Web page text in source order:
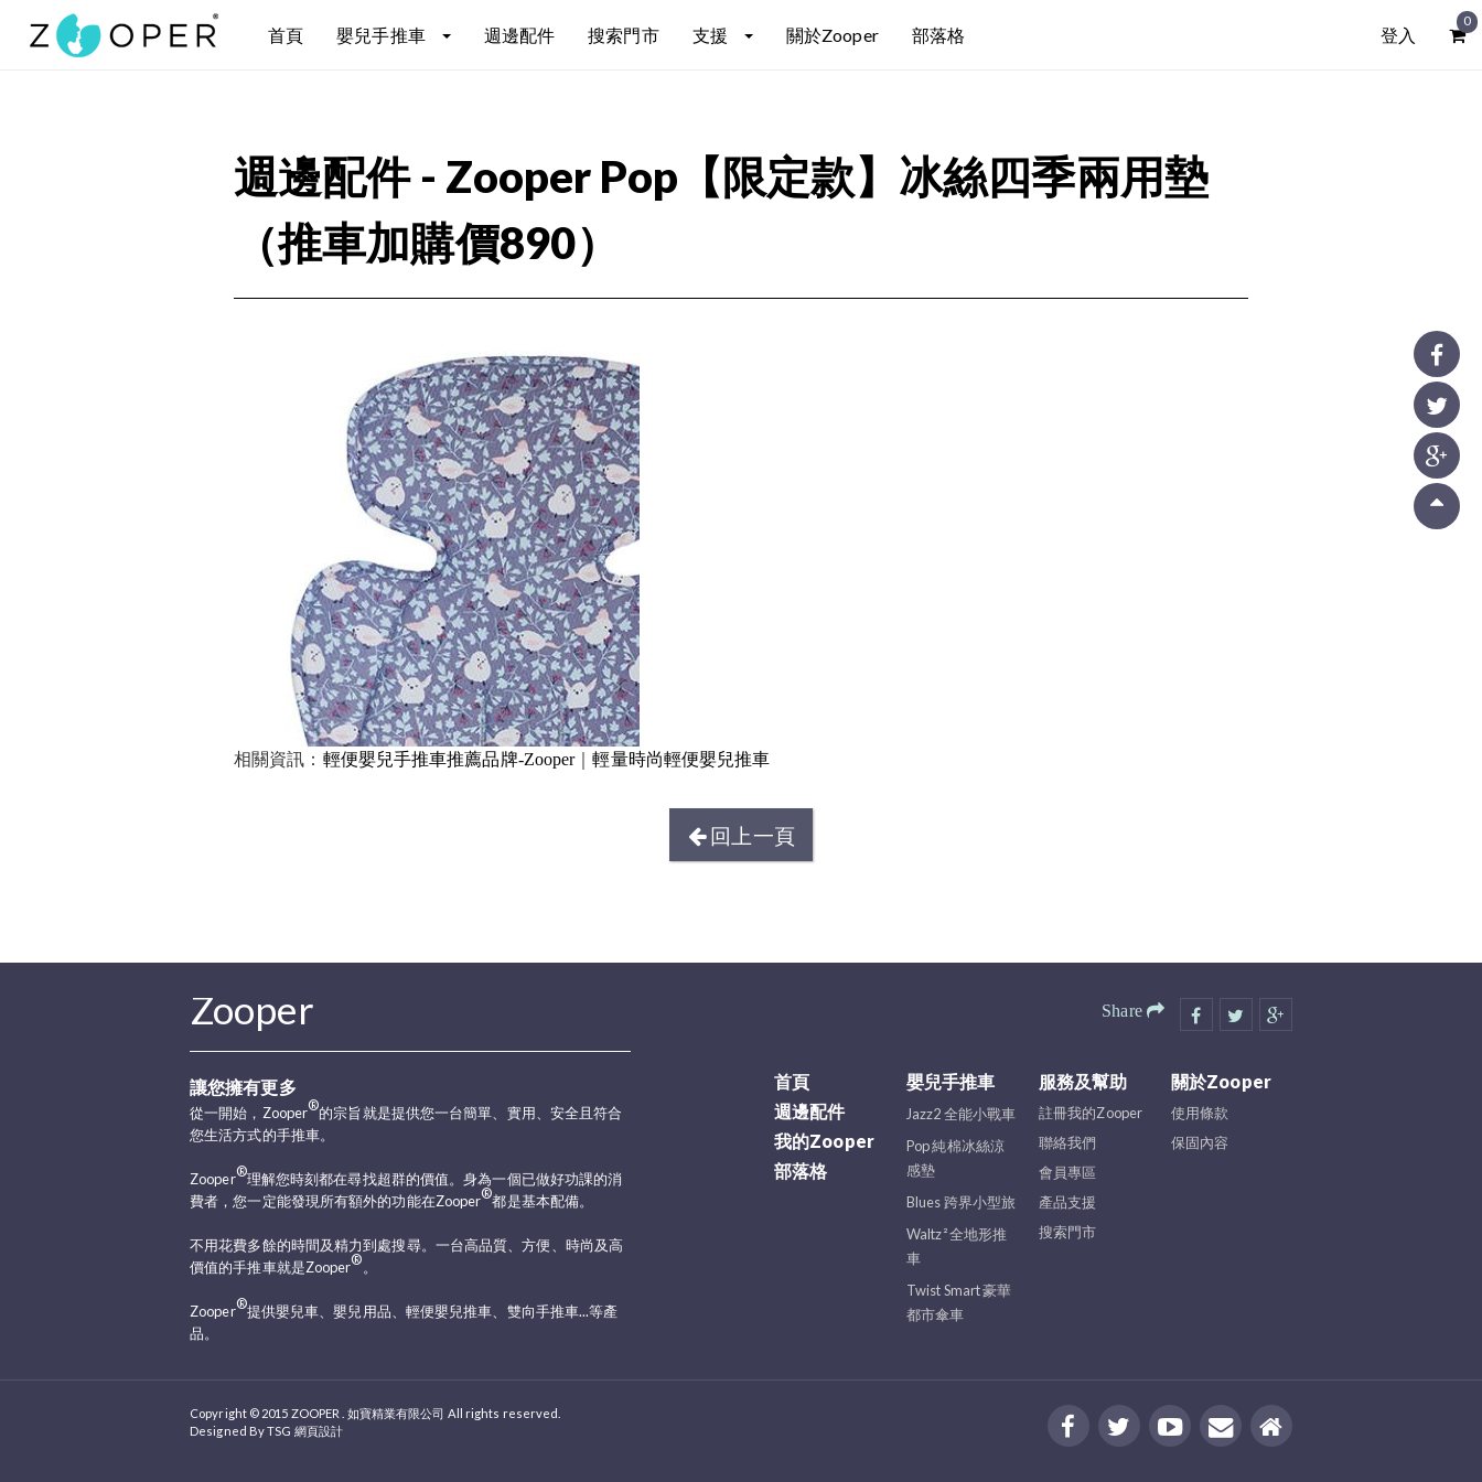
首頁 嬰兒手推車 週邊配件 搜索門市 支援 關於Zooper 部落格 登入
0
週邊配件 - Zooper Pop【限定款】冰絲四季兩用墊
（推車加購價890）
相關資訊： 輕便嬰兒手推車推薦品牌-Zooper｜輕量時尚輕便嬰兒推車
回上一頁
Zooper
讓您擁有更多
從一開始，Zooper®的宗旨就是提供您一台簡單、實用、安全且符合
您生活方式的手推車。
Zooper®理解您時刻都在尋找超群的價值。身為一個已做好功課的消
費者，您一定能發現所有額外的功能在Zooper®都是基本配備。
不用花費多餘的時間及精力到處搜尋。一台高品質、方便、時尚及高
價值的手推車就是Zooper®。
Zooper®提供嬰兒車、嬰兒用品、輕便嬰兒推車、雙向手推車...等產
品。
Share
關於Zooper
使用條款
保固內容
服務及幫助
註冊我的Zooper
聯絡我們
會員專區
產品支援
搜索門市
嬰兒手推車
Jazz2 全能小戰車
Pop 純棉冰絲涼
感墊
Blues 跨界小型旅
Waltz² 全地形推
車
Twist Smart 豪華
都市傘車
首頁
週邊配件
我的Zooper
部落格
Copyright © 2015 ZOOPER . 如寶精業有限公司 All rights reserved.
Designed ByTSG 網頁設計